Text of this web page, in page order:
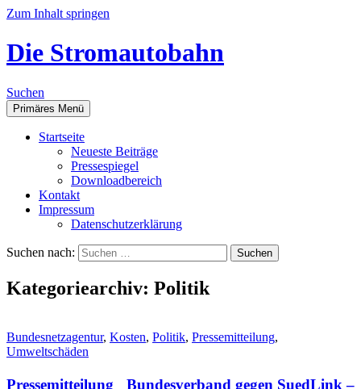
Zum Inhalt springen
Die Stromautobahn
Suchen
Primäres Menü
Start­sei­te
Neu­es­te Beiträge
Pres­se­spie­gel
Down­load­be­reich
Kon­takt
Impres­sum
Daten­schutz­er­klä­rung
Suchen nach:
Kategoriearchiv: Politik
Bundesnetzagentur, Kosten, Politik, Pressemitteilung,
Umweltschäden
Pres­se­mit­tei­lung Bun­des­ver­band gegen Sued­Link –